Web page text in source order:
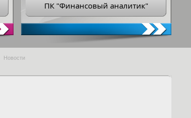
ПК "Финансовый аналитик"
Новости